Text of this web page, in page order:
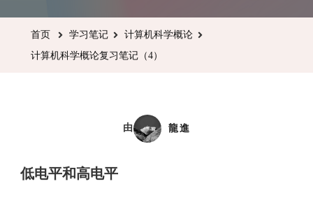
首页 学习笔记 计算机科学概论
计算机科学概论复习笔记（4）
由 龍進
低电平和高电平